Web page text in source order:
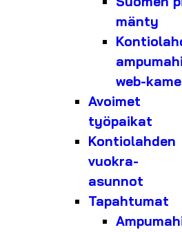
mänty
web-
Avoimet
työpaikat
Kontiolahden
vuokra-
asunnot
Tapahtumat